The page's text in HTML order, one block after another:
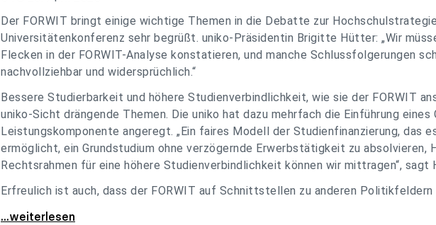
Der FORWIT bringt einige wichtige Themen in die Debatte zur
Universitätenkonferenz sehr begrüßt. uniko-Präsidentin Brigitte Hütter: „Wir
Flecken in der FORWIT-Analyse konstatieren, und manche Schlussfolgerungen
nachvollziehbar und widersprüchlich.“
Bessere Studierbarkeit und höhere Studienverbindlichkeit, wie sie der FORWIT
uniko-Sicht drängende Themen. Die uniko hat dazu mehrfach die Einführung eines
Leistungskomponente angeregt. „Ein faires Modell der Studienfinanzierung, das
ermöglicht, ein Grundstudium ohne verzögernde Erwerbstätigkeit zu absolvieren,
Rechtsrahmen für eine höhere Studienverbindlichkeit können wir mittragen“, sagt
Erfreulich ist auch, dass der FORWIT auf Schnittstellen zu anderen Politikfeldern
uniko zu FORWIT-Analyse: Wichtige Themen
...weiterlesen